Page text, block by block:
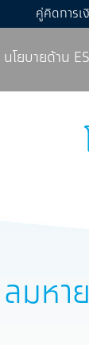
คู่คิดการเ
นโยบายด้าน
หา